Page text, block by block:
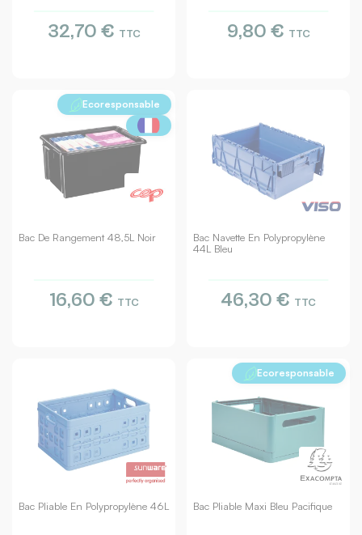
32,70 € TTC 9,80 € TTC
Bac De Rangement 48,5L Noir
Ecoresponsable
16,60 € TTC
Bac Navette En Polypropylène
44L Bleu
46,30 € TTC
Bac Pliable En Polypropylène 46L Bac Pliable Maxi Bleu Pacifique
Ecoresponsable